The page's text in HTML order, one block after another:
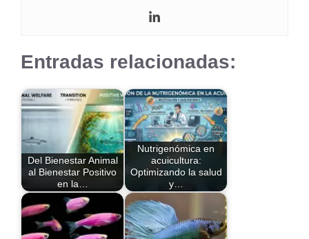
Entradas relacionadas:
Del Bienestar Animal
al Bienestar Positivo
en la…
Nutrigenómica en
acuicultura:
Optimizando la salud
y…